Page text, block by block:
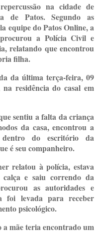
na cidade de
de Patos. Segundo as
equipe do Patos Online, a
a Polícia Civil e
relatando que encontrou
filha.
da última terça-feira, 09
residência do casal em
sentiu a falta da criança
da casa, encontrou a
dentro do escritório da
é seu companheiro.
relatou à polícia, estava
calça e saiu correndo da
as autoridades e
foi levada para receber
psicológico.
mãe teria encontrado um